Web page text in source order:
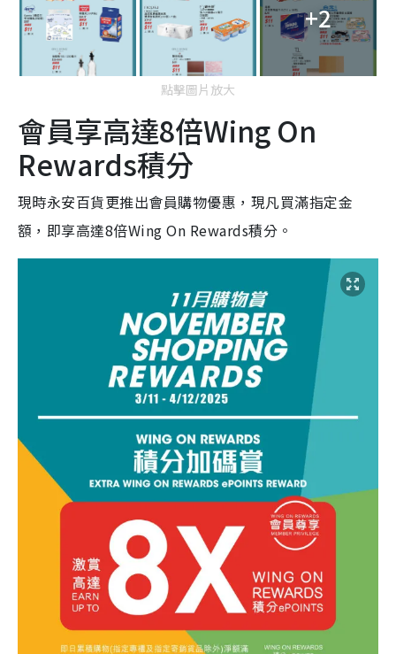
+2
點擊圖片放大
會員享高達8倍Wing On
Rewards積分
現時永安百貨更推出會員購物優惠，現凡買滿指定金
額，即享高達8倍Wing On Rewards積分。